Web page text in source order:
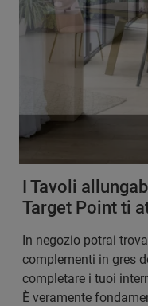
I Tavoli
Target Point ti
In negozio potrai
complementi in gres
completare i tuoi
È veramente